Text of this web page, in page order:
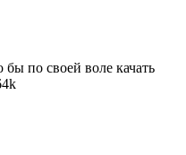
по своей воле качать